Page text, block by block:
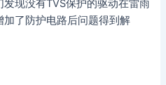
现没有TVS保护的驱动在雷雨
了防护电路后问题得到解